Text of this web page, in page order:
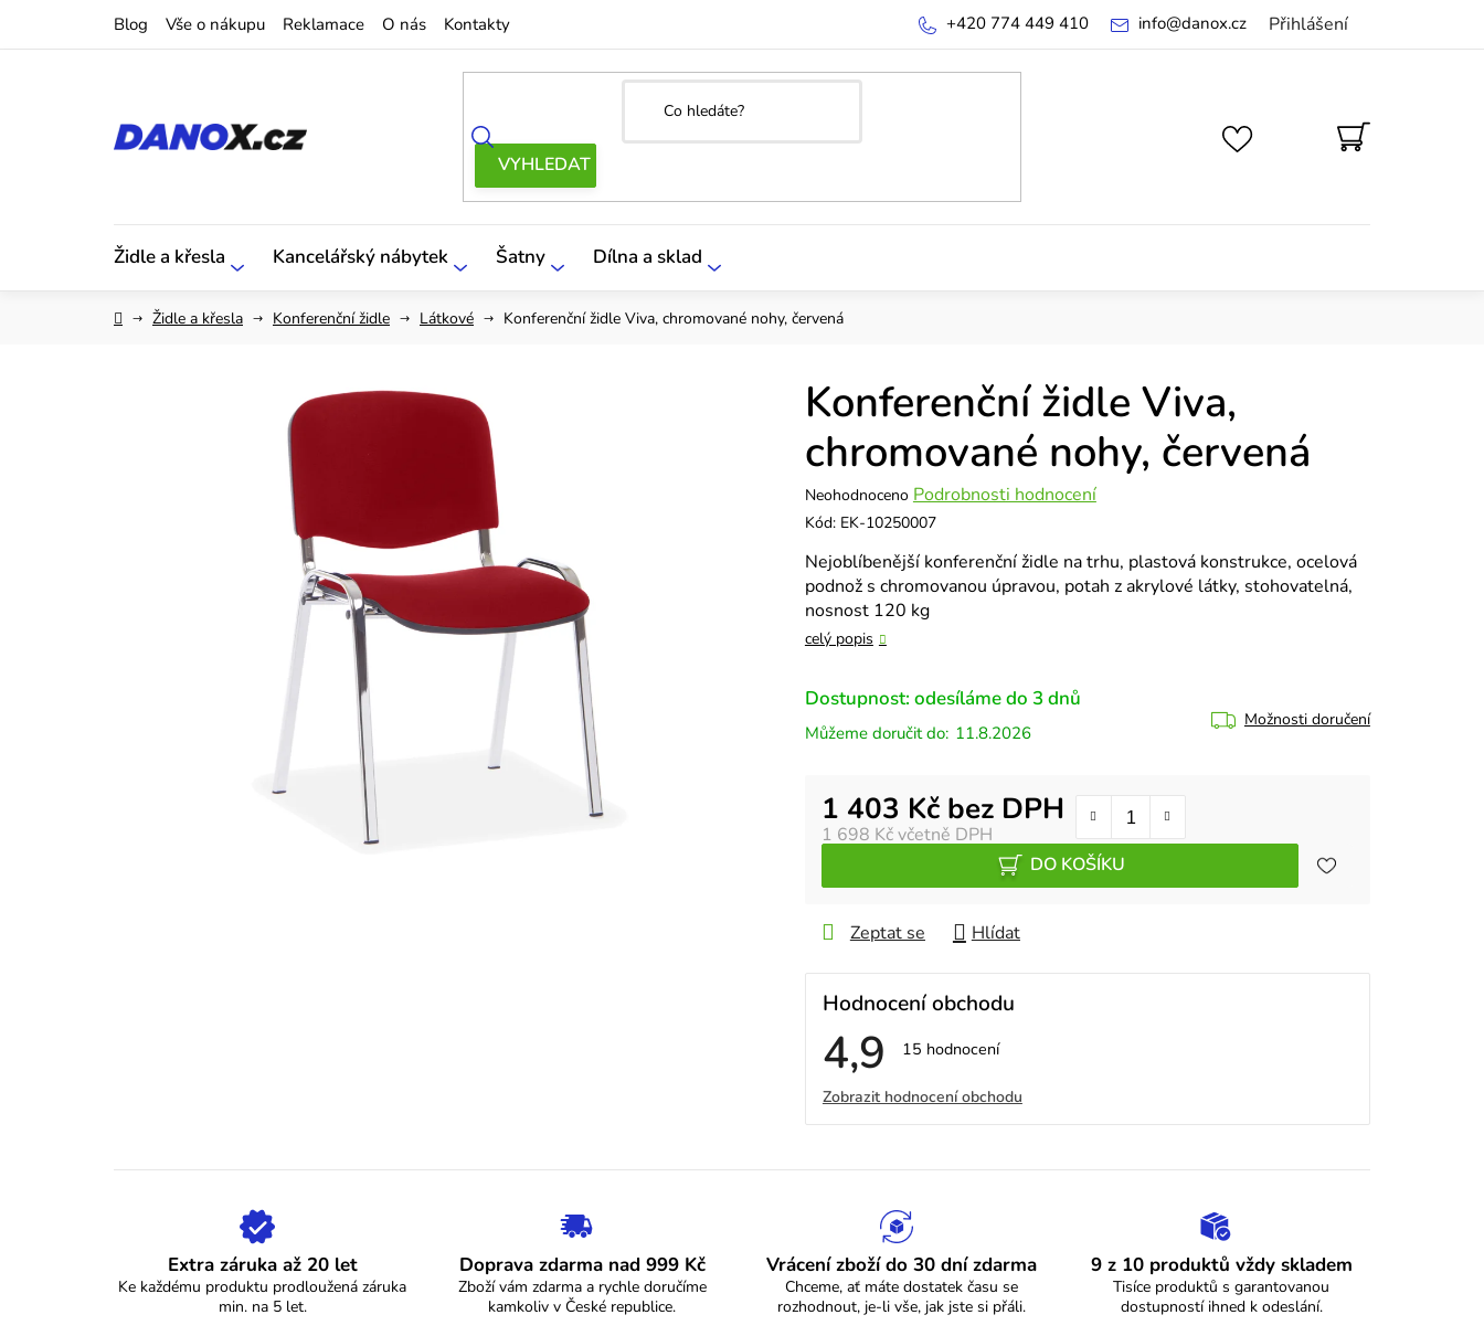
Blog Vše o nákupu Reklamace O nás Kontakty Přihlášení
info@danox.cz
+420 774 449 410
NÁKUPNÍ
KOŠÍK
Židle a křesla Kancelářský nábytek Šatny Dílna a sklad
DomůŽidle a křesla Konferenční židle Látkové Konferenční židle Viva, chromované nohy, červená
Konferenční židle Viva,
chromované nohy, červená
Průměrné
hodnocení
je
0,0
z
5
Neohodnoceno Podrobnosti hodnocení
Kód: EK-10250007
Nejoblíbenější konferenční židle na trhu, plastová konstrukce, ocelová
podnož s chromovanou úpravou, potah z akrylové látky, stohovatelná,
nosnost 120 kg
celý popis
Dostupnost: odesíláme do 3 dnů
11.8.2026
Možnosti doručení
1 698 Kčvčetně DPH
1 403 Kč bez DPH
Měrná cena:
DO KOŠÍKU
Zeptat se Hlídat
Hodnocení obchodu
4,9 Průměrné
obchodu
je
4,9
hvězdiček.
15 hodnocení
V
ý
p
s
h
Zobrazit hodnocení obchodu
Extra záruka až 20 let
Ke každému produktu prodloužená záruka
min. na 5 let.
Doprava zdarma nad 999 Kč
Zboží vám zdarma a rychle doručíme
kamkoliv v České republice.
Vrácení zboží do 30 dní zdarma
Chceme, ať máte dostatek času se
rozhodnout, je-li vše, jak jste si přáli.
9 z 10 produktů vždy skladem
Tisíce produktů s garantovanou
dostupností ihned k odeslání.